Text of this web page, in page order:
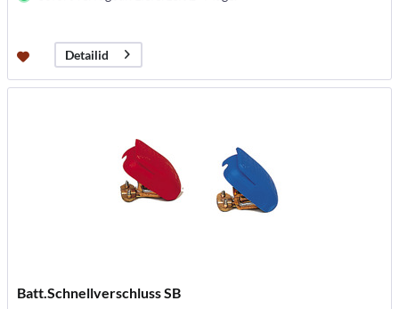
Detailid
Batt.Schnellverschluss SB